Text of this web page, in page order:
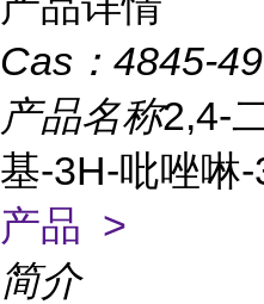
Cas： 4845-
产品名称2,4-
基-3H-吡唑啉-
产品 >
简介